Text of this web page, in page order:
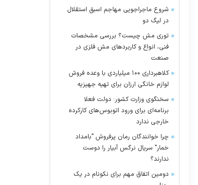
شروع ماجراجویی مهاجم اسبق استقلال
در لیگ دو
توری مش چیست؟ بررسی مشخصات
فنی، انواع و کاربردهای مش فلزی در
صنعت
کلاهبرداری ۱۰۰ میلیاردی با وعده فروش
لوازم خانگی ارزان برای تهیه جهیزیه
سخنگوی وزارت کشور: دولت فعلا
برنامه‌ای برای ورود اتوبوس‌های کارکرده
خارجی ندارد
چرا خوانندگان رمان پرفروش "بامداد
خمار" سریال نرگس آبیار را دوست
ندارند؟
دومین اتفاق مهم برای نکونام در یک